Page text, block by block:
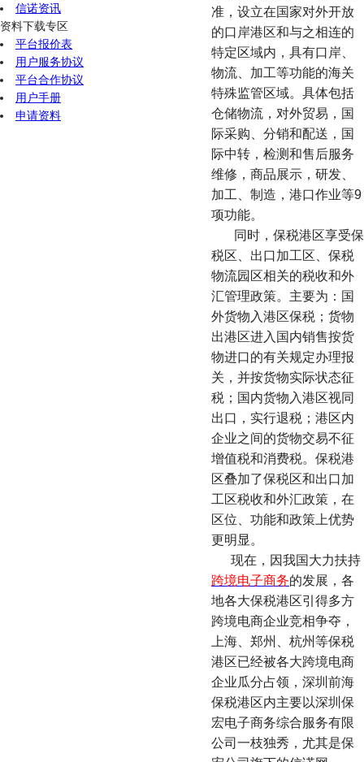
信诺资讯
资料下载专区
平台报价表
用户服务协议
平台合作协议
用户手册
申请资料
准，设立在国家对外开放
的口岸港区和与之相连的
特定区域内，具有口岸、
物流、加工等功能的海关
特殊监管区域。具体包括
仓储物流，对外贸易，国
际采购、分销和配送，国
际中转，检测和售后服务
维修，商品展示，研发、
加工、制造，港口作业等9
项功能。
同时，保税港区享受保
税区、出口加工区、保税
物流园区相关的税收和外
汇管理政策。主要为：国
外货物入港区保税；货物
出港区进入国内销售按货
物进口的有关规定办理报
关，并按货物实际状态征
税；国内货物入港区视同
出口，实行退税；港区内
企业之间的货物交易不征
增值税和消费税。保税港
区叠加了保税区和出口加
工区税收和外汇政策，在
区位、功能和政策上优势
更明显。
现在，因我国大力扶持
跨境电子商务的发展，各
地各大保税港区引得多方
跨境电商企业竞相争夺，
上海、郑州、杭州等保税
港区已经被各大跨境电商
企业瓜分占领，深圳前海
保税港区内主要以深圳保
宏电子商务综合服务有限
公司一枝独秀，尤其是保